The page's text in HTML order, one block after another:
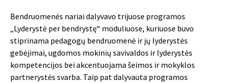
Bendruomenės nariai dalyvavo trijuose programos
„Lyderystė per bendrystę“ moduliuose, kuriuose buvo
stiprinama pedagogų bendruomenė ir jų lyderystės
gebėjimai, ugdomos mokinių savivaldos ir lyderystės
kompetencijos bei akcentuojama šeimos ir mokyklos
partnerystės svarba. Taip pat dalyvauta programos